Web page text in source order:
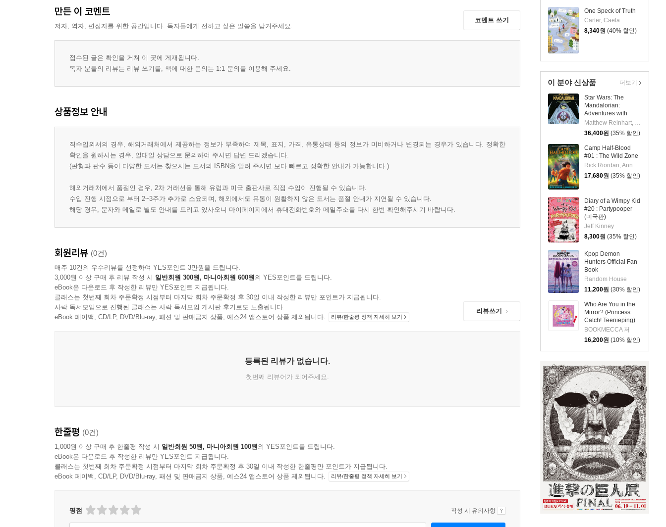
One Speck of Truth
Carter, Caela
8,340원 (40% 할인)
이 분야 신상품
Star Wars: The
Mandalorian:
Adventures with
Grogu: Pop-Up
Storybook
Matthew Reinhart, S.T. Bende
36,400원 (35% 할인)
Camp Half-Blood
#01 : The Wild Zone
Rick Riordan, Annabelle Oh
17,680원 (35% 할인)
Diary of a Wimpy Kid
#20 : Partypooper
(미국판)
Jeff Kinney
8,300원 (35% 할인)
Kpop Demon
Hunters Official Fan
Book
Random House
11,200원 (30% 할인)
Who Are You in the
Mirror? (Princess
Catch! Teenieping)
(세이펜호환 / QR음원
포함)
BOOKMECCA 저
16,200원 (10% 할인)
더보기
만든 이 코멘트
저자, 역자, 편집자를 위한 공간입니다. 독자들에게 전하고 싶은 말씀을 남겨주세요.
코멘트 쓰기
접수된 글은 확인을 거쳐 이 곳에 게재됩니다.
독자 분들의 리뷰는 리뷰 쓰기를, 책에 대한 문의는 1:1 문의를 이용해 주세요.
상품정보 안내
직수입외서의 경우, 해외거래처에서 제공하는 정보가 부족하여 제목, 표지, 가격, 유통상태 등의 정보가 미비하거나 변경되는 경우가 있습니다. 정확한
확인을 원하시는 경우, 일대일 상담으로 문의하여 주시면 답변 드리겠습니다.
(판형과 판수 등이 다양한 도서는 찾으시는 도서의 ISBN을 알려 주시면 보다 빠르고 정확한 안내가 가능합니다.)
해외거래처에서 품절인 경우, 2차 거래선을 통해 유럽과 미국 출판사로 직접 수입이 진행될 수 있습니다.
수입 진행 시점으로 부터 2~3주가 추가로 소요되며, 해외에서도 유통이 원활하지 않은 도서는 품절 안내가 지연될 수 있습니다.
해당 경우, 문자와 메일로 별도 안내를 드리고 있사오니 마이페이지에서 휴대전화번호와 메일주소를 다시 한번 확인해주시기 바랍니다.
회원리뷰 (0건)
매주 10건의 우수리뷰를 선정하여 YES포인트 3만원을 드립니다.
3,000원 이상 구매 후 리뷰 작성 시 일반회원 300원, 마니아회원 600원의 YES포인트를 드립니다.
eBook은 다운로드 후 작성한 리뷰만 YES포인트 지급됩니다.
클래스는 첫번째 회차 주문확정 시점부터 마지막 회차 주문확정 후 30일 이내 작성한 리뷰만 포인트가 지급됩니다.
사락 독서모임으로 진행된 클래스는 사락 독서모임 게시판 후기로도 노출됩니다.
eBook 페이백, CD/LP, DVD/Blu-ray, 패션 및 판매금지 상품, 예스24 앱스토어 상품 제외됩니다.
리뷰/한줄평 정책 자세히 보기
리뷰쓰기
등록된 리뷰가 없습니다.
첫번째 리뷰어가 되어주세요.
한줄평 (0건)
1,000원 이상 구매 후 한줄평 작성 시 일반회원 50원, 마니아회원 100원의 YES포인트를 드립니다.
eBook은 다운로드 후 작성한 리뷰만 YES포인트 지급됩니다.
클래스는 첫번째 회차 주문확정 시점부터 마지막 회차 주문확정 후 30일 이내 작성한 한줄평만 포인트가 지급됩니다.
eBook 페이백, CD/LP, DVD/Blu-ray, 패션 및 판매금지 상품, 예스24 앱스토어 상품 제외됩니다.
리뷰/한줄평 정책 자세히 보기
평점 작성 시 유의사항